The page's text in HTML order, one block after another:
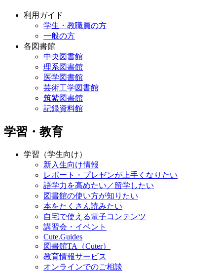
利用ガイド
学生・教職員の方
一般の方
各図書館
中央図書館
理系図書館
医学図書館
芸術工学図書館
筑紫図書館
記録資料館
学習・教育
学習（学生向け）
新入生向け情報
レポート・プレゼンが上手くなりたい
語学力を高めたい／留学したい
図書館の使い方が知りたい
本をたくさん読みたい
自宅で使える電子コンテンツ
講習会・イベント
Cute.Guides
図書館TA（Cuter）
教育情報サービス
オンラインでのご相談